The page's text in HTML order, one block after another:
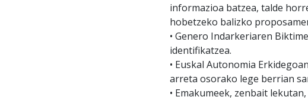
informazioa batzea, talde
hobetzeko balizko
• Genero Indarkeriaren
identifikatzea.
• Euskal Autonomia
arreta osorako lege berrian
• Emakumeek, zenbait